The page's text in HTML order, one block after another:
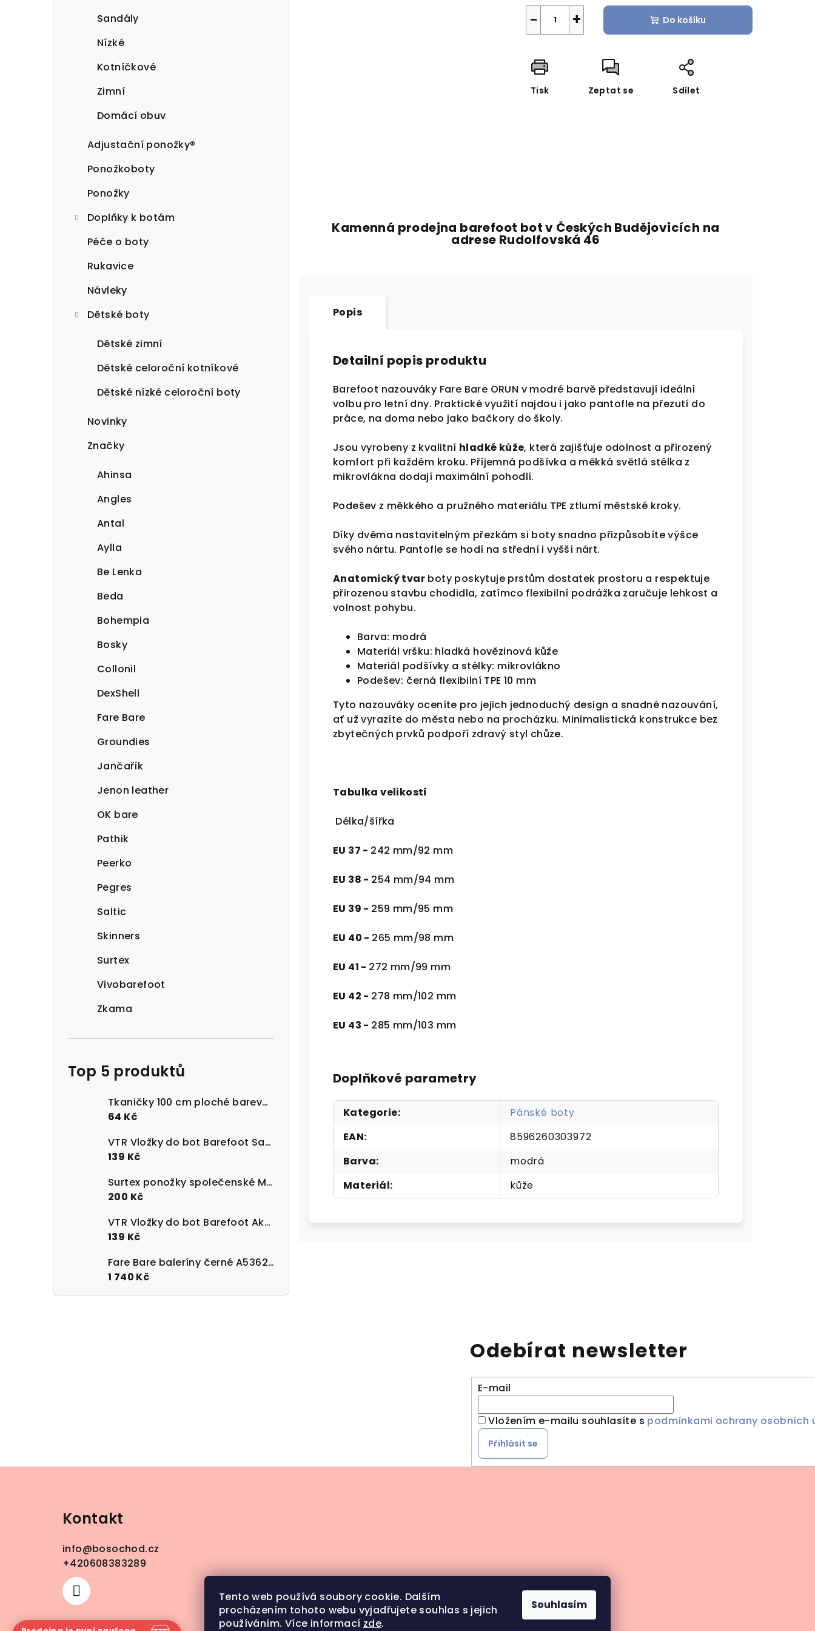
Tento web používá soubory cookie. Dalším
procházením tohoto webu vyjadřujete souhlas s jejich
používáním. Více informací zde.
Souhlasím
Sandály
Nízké
Kotníčkové
Zimní
Domácí obuv
Adjustační ponožky®
Ponožkoboty
Ponožky
Doplňky k botám
Péče o boty
Rukavice
Návleky
Dětské boty
Dětské zimní
Dětské celoroční kotníkové
Dětské nízké celoroční boty
Novinky
Značky
Ahinsa
Angles
Antal
Aylla
Be Lenka
Beda
Bohempia
Bosky
Collonil
DexShell
Fare Bare
Groundies
Jančařík
Jenon leather
OK bare
Pathik
Peerko
Pegres
Saltic
Skinners
Surtex
Vivobarefoot
Zkama
Top 5 produktů
Tkaničky 100 cm ploché barevné 100% bavlna
64 Kč
VTR Vložky do bot Barefoot Sanitized s paměťovou pěnou
139 Kč
Surtex ponožky společenské Merino 90 - 95% černé
200 Kč
VTR Vložky do bot Barefoot Aktivní uhlí UNI velikost 36-47
139 Kč
Fare Bare baleríny černé A5362113
1 740 Kč
+
− Do košíku
Tisk Zeptat se Sdílet
Kamenná prodejna barefoot bot v Českých Budějovicích na
adrese Rudolfovská 46
Popis
Detailní popis produktu
Barefoot nazouváky Fare Bare ORUN v modré barvě představují ideální
volbu pro letní dny. Praktické využití najdou i jako pantofle na přezutí do
práce, na doma nebo jako bačkory do školy.
Jsou vyrobeny z kvalitní hladké kůže, která zajišťuje odolnost a přirozený
komfort při každém kroku. Příjemná podšívka a měkká světlá stélka z
mikrovlákna dodají maximální pohodlí.
Podešev z měkkého a pružného materiálu TPE ztlumí městské kroky.
Díky dvěma nastavitelným přezkám si boty snadno přizpůsobíte výšce
svého nártu. Pantofle se hodí na střední i vyšší nárt.
Anatomický tvar boty poskytuje prstům dostatek prostoru a respektuje
přirozenou stavbu chodidla, zatímco flexibilní podrážka zaručuje lehkost a
volnost pohybu.
Barva: modrá
Materiál vršku: hladká hovězinová kůže
Materiál podšívky a stélky: mikrovlákno
Podešev: černá flexibilní TPE 10 mm
Tyto nazouváky oceníte pro jejich jednoduchý design a snadné nazouvání,
ať už vyrazíte do města nebo na procházku. Minimalistická konstrukce bez
zbytečných prvků podpoří zdravý styl chůze.
Tabulka velikostí
Délka/šířka
EU 37 - 242 mm/92 mm
EU 38 - 254 mm/94 mm
EU 39 - 259 mm/95 mm
EU 40 - 265 mm/98 mm
EU 41 - 272 mm/99 mm
EU 42 - 278 mm/102 mm
EU 43 - 285 mm/103 mm
Doplňkové parametry
Kategorie:
Pánské boty
EAN:
8596260303972
Barva:
modrá
Materiál: kůže
Odebírat newsletter
E-mail
Vložením e-mailu souhlasíte s podmínkami ochrany osobních
Přihlásit se
Kontakt
info@bosochod.cz
+420608383289